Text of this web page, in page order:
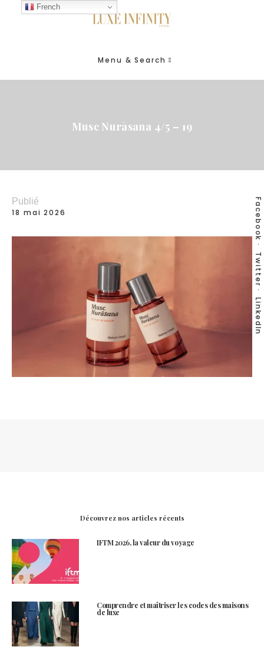
Menu & Search
Musc Nurāsana 4/5 – 19
Facebook
Twitter
LinkedIn
Publié
18 mai 2026
Découvrez nos articles récents
IFTM 2026, la valeur du voyage
Comprendre et maîtriser les codes des maisons
de luxe
French